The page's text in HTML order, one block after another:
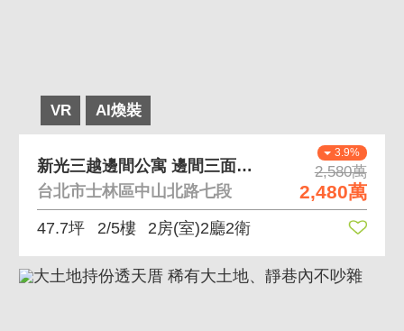
VR AI煥裝
3.9%
2,580萬
2,480萬
新光三越邊間公寓 邊間三面開窗社區庭院
台北市士林區中山北路七段
47.7坪 2/5樓 2房(室)2廳2衛